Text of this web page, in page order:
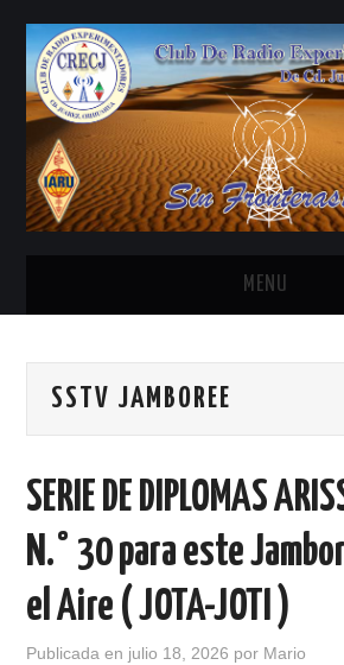
MENU
ANTENAS Y ACCESORIOS
BANDA CIVIL
CONTACTO
HISTORIA DE LA RADIO
SSTV JAMBOREE
SERIE DE DIPLOMAS
N.° 30 para este
el Aire ( JOTA-JOTI )
Publicada en julio 18, 2026 por Mario